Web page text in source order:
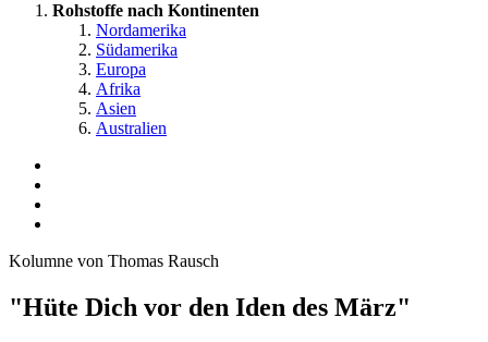
Rohstoffe nach Kontinenten
Nordamerika
Südamerika
Europa
Afrika
Asien
Australien
Kolumne von Thomas Rausch
"Hüte Dich vor den Iden des März"